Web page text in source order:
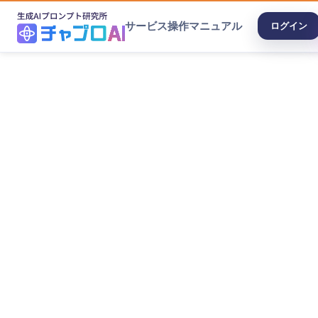
サービス操作マニュアル ログイン